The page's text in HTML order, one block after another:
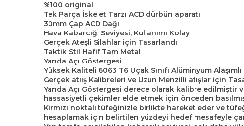
%100 original
Tek Parça İskelet Tarzı ACD dürbün aparatı
30mm Çap ACD Dağı
Hava Kabarcığı Seviyesi, Kullanımı Kolay
Gerçek Ateşli Silahlar için Tasarlandı
Taktik Stil Hafif Tam Metal
Yanda Açı Göstergesi
Yüksek Kaliteli 6063 T6 Uçak Sınıfı Alüminyum Alaşımlı
Gerçek atıış Kalibreleri ve Uzun Menzilli atışlar için
Yanda Açı Göstergesi derece olarak kalibre edilmiştir
hassasiyetli çekimler elde etmek için önceden
Kırmızı noktalı tüfeğinizle birlikte hareket eder ve
hesaplamak için belirtilen yüzdeyi hedef mesafeyle